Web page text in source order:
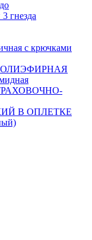
гнезда
с крючками
ПОЛИЭФИРНАЯ
В ОПЛЕТКЕ